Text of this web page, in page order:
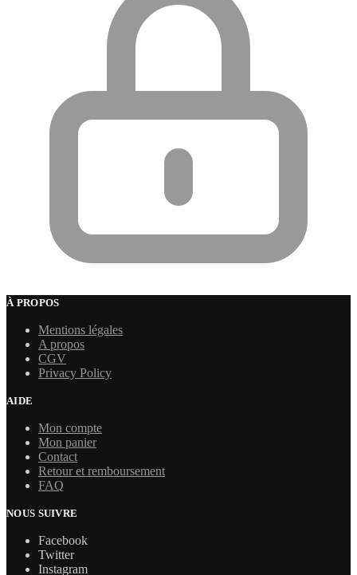
À PROPOS
Mentions légales
A propos
CGV
Privacy Policy
AIDE
Mon compte
Mon panier
Contact
Retour et remboursement
FAQ
NOUS SUIVRE
Facebook
Twitter
Instagram